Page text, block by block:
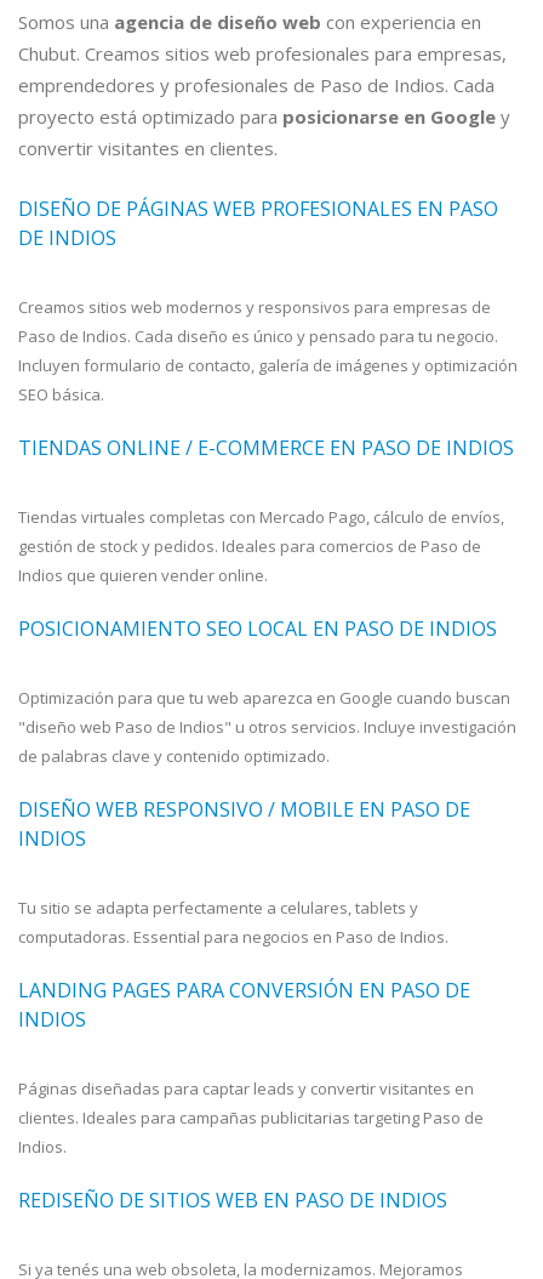
Somos una agencia de diseño web con experiencia en
Chubut. Creamos sitios web profesionales para empresas,
emprendedores y profesionales de Paso de Indios. Cada
proyecto está optimizado para posicionarse en Google y
convertir visitantes en clientes.
DISEÑO DE PÁGINAS WEB PROFESIONALES EN PASO
DE INDIOS
Creamos sitios web modernos y responsivos para empresas de
Paso de Indios. Cada diseño es único y pensado para tu negocio.
Incluyen formulario de contacto, galería de imágenes y optimización
SEO básica.
TIENDAS ONLINE / E-COMMERCE EN PASO DE INDIOS
Tiendas virtuales completas con Mercado Pago, cálculo de envíos,
gestión de stock y pedidos. Ideales para comercios de Paso de
Indios que quieren vender online.
POSICIONAMIENTO SEO LOCAL EN PASO DE INDIOS
Optimización para que tu web aparezca en Google cuando buscan
"diseño web Paso de Indios" u otros servicios. Incluye investigación
de palabras clave y contenido optimizado.
DISEÑO WEB RESPONSIVO / MOBILE EN PASO DE
INDIOS
Tu sitio se adapta perfectamente a celulares, tablets y
computadoras. Essential para negocios en Paso de Indios.
LANDING PAGES PARA CONVERSIÓN EN PASO DE
INDIOS
Páginas diseñadas para captar leads y convertir visitantes en
clientes. Ideales para campañas publicitarias targeting Paso de
Indios.
REDISEÑO DE SITIOS WEB EN PASO DE INDIOS
Si ya tenés una web obsoleta, la modernizamos. Mejoramos